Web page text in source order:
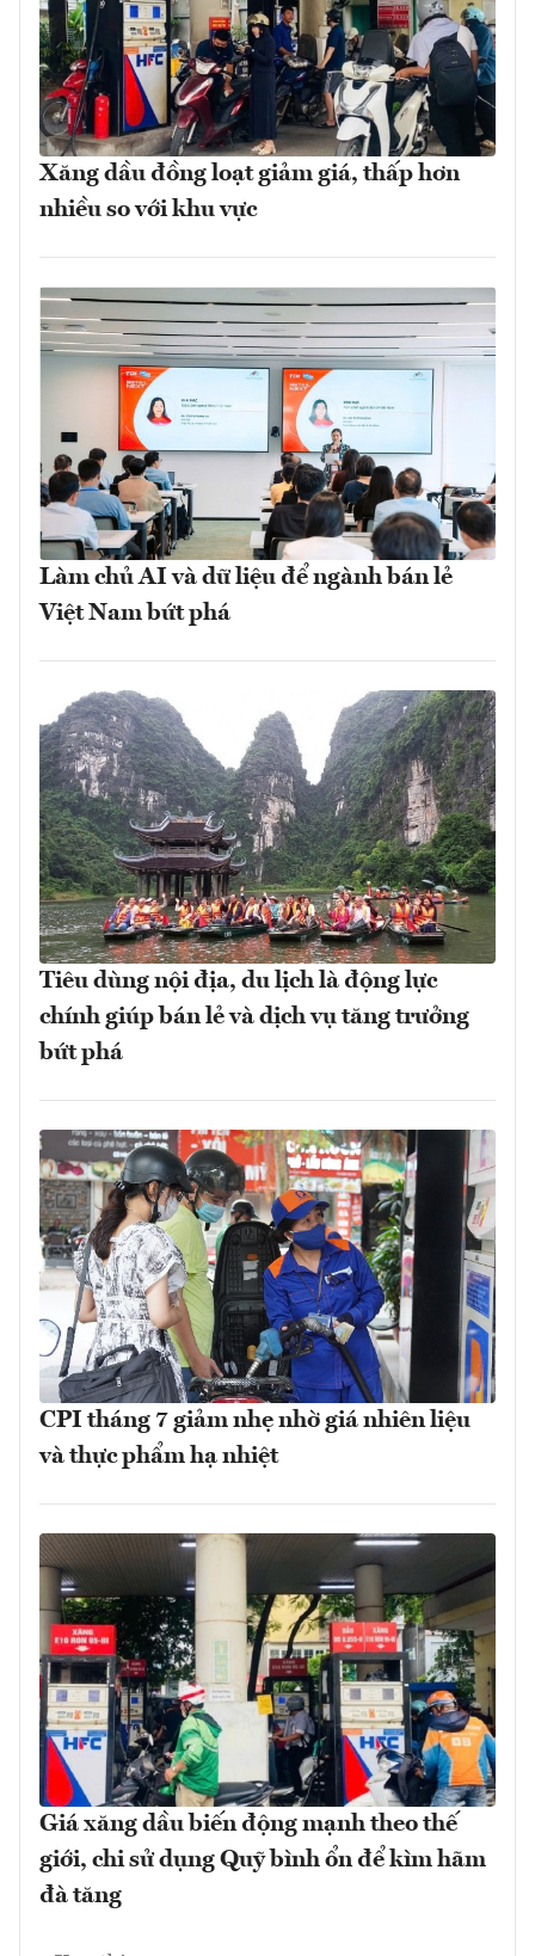
Xăng dầu đồng loạt giảm giá, thấp hơn
nhiều so với khu vực
Làm chủ AI và dữ liệu để ngành bán lẻ
Việt Nam bứt phá
Tiêu dùng nội địa, du lịch là động lực
chính giúp bán lẻ và dịch vụ tăng trưởng
bứt phá
CPI tháng 7 giảm nhẹ nhờ giá nhiên liệu
và thực phẩm hạ nhiệt
Giá xăng dầu biến động mạnh theo thế
giới, chi sử dụng Quỹ bình ổn để kìm hãm
đà tăng